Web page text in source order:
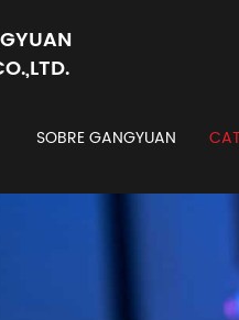
SOBRE GANGYUAN